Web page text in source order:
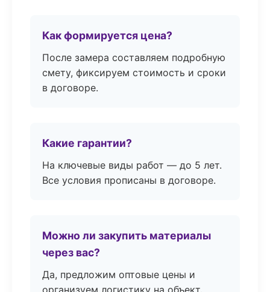
Как формируется цена?
После замера составляем подробную
смету, фиксируем стоимость и сроки
в договоре.
Какие гарантии?
На ключевые виды работ — до 5 лет.
Все условия прописаны в договоре.
Можно ли закупить материалы
через вас?
Да, предложим оптовые цены и
организуем логистику на объект.